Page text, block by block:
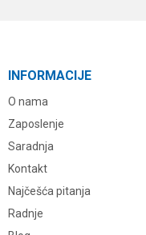
INFORMACIJE
O nama
Zaposlenje
Saradnja
Kontakt
Najčešća pitanja
Radnje